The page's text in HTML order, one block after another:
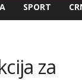
SPORT
za